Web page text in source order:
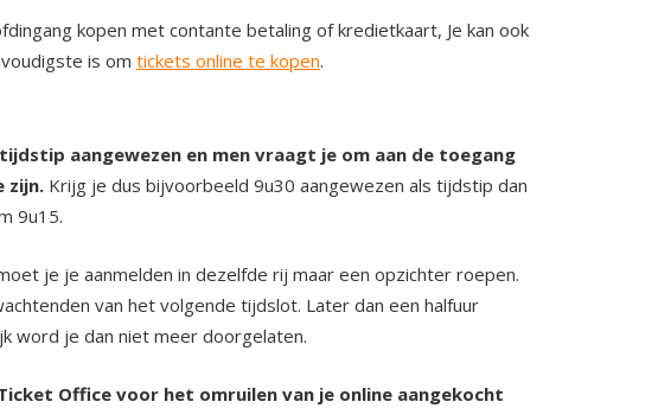
kopen met contante betaling of kredietkaart, Je kan ook
is om tickets online te kopen.
aangewezen en men vraagt je om aan de toegang
zijn. Krijg je dus bijvoorbeeld 9u30 aangewezen als tijdstip dan
9u15.
je je aanmelden in dezelfde rij maar een opzichter roepen.
van het volgende tijdslot. Later dan een halfuur
word je dan niet meer doorgelaten.
Office voor het omruilen van je online aangekocht